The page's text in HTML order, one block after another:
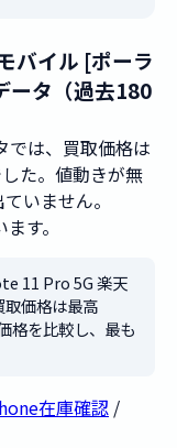
バイル [ポーラ
ータ（過去180
では、買取価格は
た。値動きが無
いません。
す。
11 Pro 5G 楽天
価格は最高
格を比較し、最も
在庫確認 /